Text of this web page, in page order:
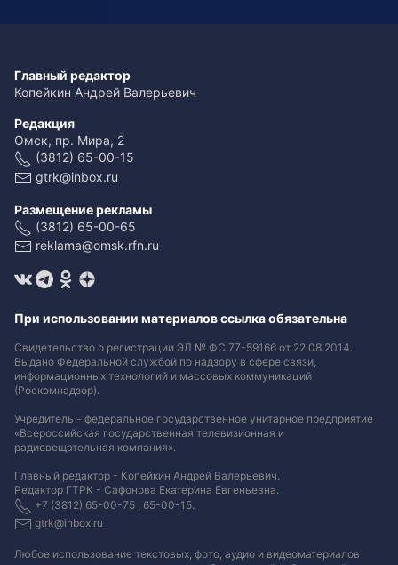
Главный редактор
Копейкин Андрей Валерьевич
Редакция
Омск, пр. Мира, 2
(3812) 65-00-15
gtrk@inbox.ru
Размещение рекламы
(3812) 65-00-65
reklama@omsk.rfn.ru
При использовании материалов ссылка обязательна
Свидетельство о регистрации ЭЛ № ФС 77-59166 от 22.08.2014.
Выдано Федеральной службой по надзору в сфере связи,
информационных технологий и массовых коммуникаций
(Роскомнадзор).
Учредитель - федеральное государственное унитарное предприятие
«Всероссийская государственная телевизионная и
радиовещательная компания».
Главный редактор - Копейкин Андрей Валерьевич.
Редактор ГТРК - Сафонова Екатерина Евгеньевна.
+7 (3812) 65-00-75 , 65-00-15.
gtrk@inbox.ru
Любое использование текстовых, фото, аудио и видеоматериалов